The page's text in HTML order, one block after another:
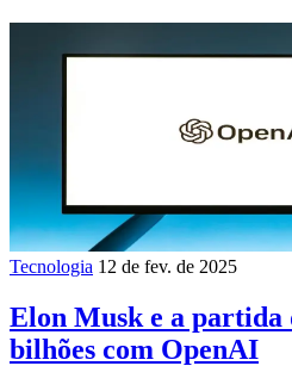
Tecnologia 12 de fev. de 2025
Elon Musk e a partida
bilhões com OpenAI